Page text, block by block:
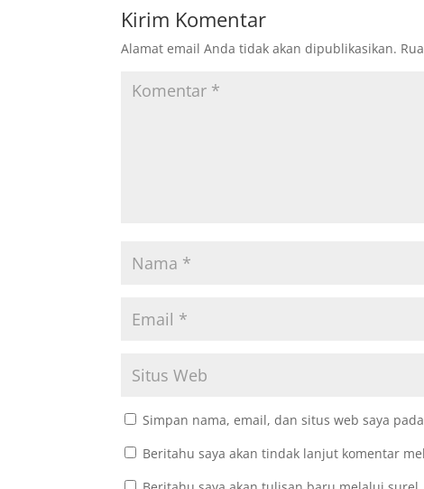
Kirim Komentar
Alamat email Anda tidak akan dipublikasikan.
Simpan nama, email, dan situs web saya
Beritahu saya akan tindak lanjut komentar